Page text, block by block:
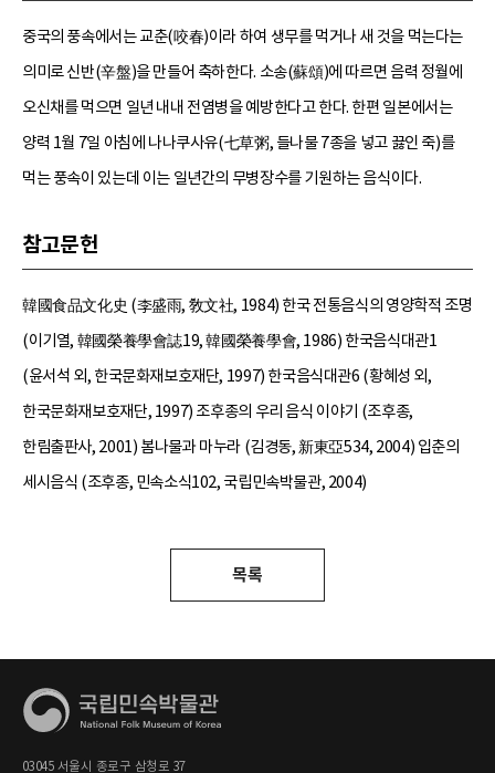
중국의 풍속에서는 교춘(咬春)이라 하여 생무를 먹거나 새 것을 먹는다는
의미로 신반(辛盤)을 만들어 축하한다. 소송(蘇頌)에 따르면 음력 정월에
오신채를 먹으면 일년 내내 전염병을 예방한다고 한다. 한편 일본에서는
양력 1월 7일 아침에 나나쿠사유(七草粥, 들나물 7종을 넣고 끓인 죽)를
먹는 풍속이 있는데 이는 일년간의 무병장수를 기원하는 음식이다.
참고문헌
韓國食品文化史 (李盛雨, 敎文社, 1984) 한국 전통음식의 영양학적 조명
(이기열, 韓國榮養學會誌19, 韓國榮養學會, 1986) 한국음식대관1
(윤서석 외, 한국문화재보호재단, 1997) 한국음식대관6 (황혜성 외,
한국문화재보호재단, 1997) 조후종의 우리 음식 이야기 (조후종,
한림출판사, 2001) 봄나물과 마누라 (김경동, 新東亞534, 2004) 입춘의
세시음식 (조후종, 민속소식102, 국립민속박물관, 2004)
목록
03045 서울시 종로구 삼청로 37